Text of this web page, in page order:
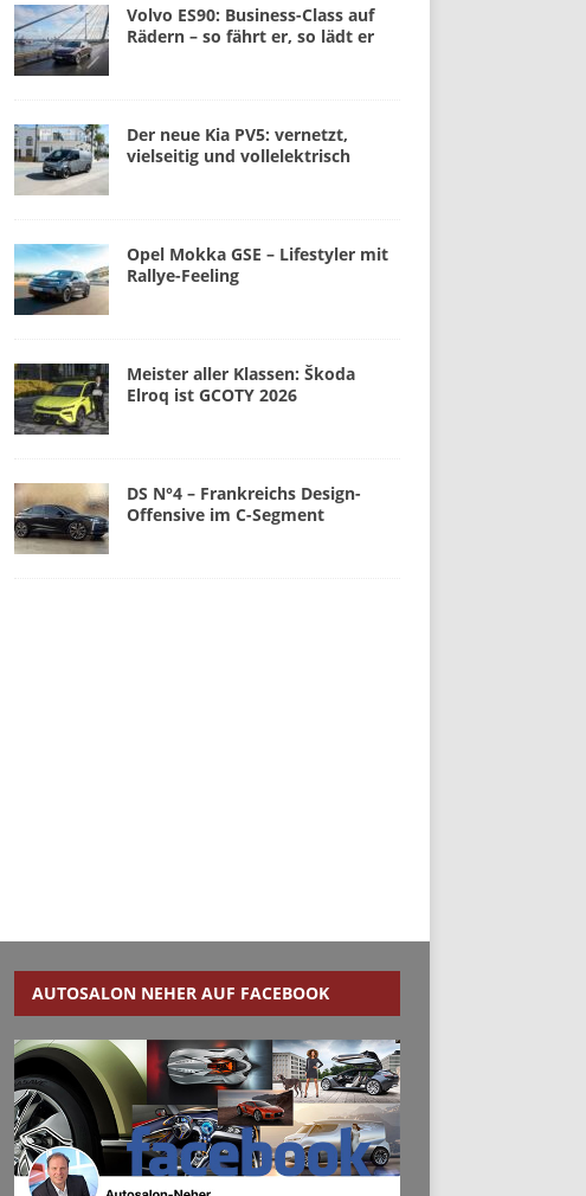
Volvo ES90: Business-Class auf
Rädern – so fährt er, so lädt er
Der neue Kia PV5: vernetzt,
vielseitig und vollelektrisch
Opel Mokka GSE – Lifestyler mit
Rallye-Feeling
Meister aller Klassen: Škoda
Elroq ist GCOTY 2026
DS N°4 – Frankreichs Design-
Offensive im C-Segment
AUTOSALON NEHER AUF FACEBOOK